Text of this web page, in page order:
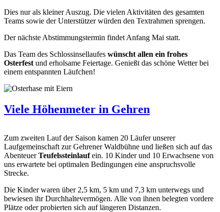
Dies nur als kleiner Auszug. Die vielen Aktivitäten des gesamten
Teams sowie der Unterstützer würden den Textrahmen sprengen.
Der nächste Abstimmungstermin findet Anfang Mai statt.
Das Team des Schlossinsellaufes wünscht allen ein frohes
Osterfest und erholsame Feiertage. Genießt das schöne Wetter bei
einem entspannten Läufchen!
Viele Höhenmeter in Gehren
Zum zweiten Lauf der Saison kamen 20 Läufer unserer
Laufgemeinschaft zur Gehrener Waldbühne und ließen sich auf das
AbenteuerTeufelssteinlaufein. 10 Kinder und 10 Erwachsene von
uns erwartete bei optimalen Bedingungen eine anspruchsvolle
Strecke.
Die Kinder waren über 2,5 km, 5 km und 7,3 km unterwegs und
bewiesen ihr Durchhaltevermögen. Alle von ihnen belegten vordere
Plätze oder probierten sich auf längeren Distanzen.